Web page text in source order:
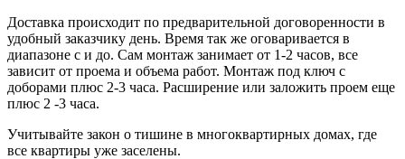
Доставка происходит по предварительной договоренности в
удобный заказчику день. Время так же оговаривается в
диапазоне с и до. Сам монтаж занимает от 1-2 часов, все
зависит от проема и объема работ. Монтаж под ключ с
доборами плюс 2-3 часа. Расширение или заложить проем еще
плюс 2 -3 часа.
Учитывайте закон о тишине в многоквартирных домах, где
все квартиры уже заселены.